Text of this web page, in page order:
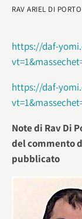
RAV ARIEL DI PORTO
https://daf-
https://daf-
Note di Rav Di
del commento
pubblicato